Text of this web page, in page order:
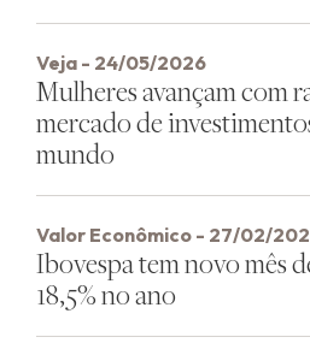
Veja - 24/05/2026
Mulheres avançam com
mercado de
mundo
Valor Econômico - 27/02/
Ibovespa tem novo mês
18,5% no ano